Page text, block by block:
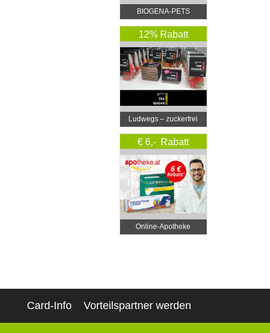
BIOGENA-PETS
12% Rabatt
Ludwegs – zuckerfrei
leben
€ 6,- Rabatt
Online‑Apotheke
Card-Info Vorteilspartner werden